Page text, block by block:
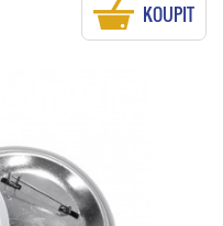
KOUPIT